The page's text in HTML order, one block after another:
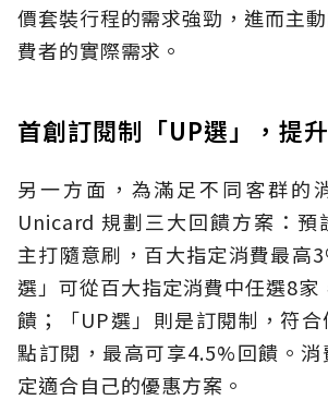
價套裝行程的需求強勁，進而主
費者的實際需求。
首創訂閱制「UP選」，提
另一方面，為滿足不同客群的
Unicard 規劃三大回饋方案：預
主打隨意刷，百大指定消費最高
選」可從百大指定消費中任選8家
饋；「UP選」則是訂閱制，符
點訂閱，最高可享4.5%回饋。
定適合自己的優惠方案。